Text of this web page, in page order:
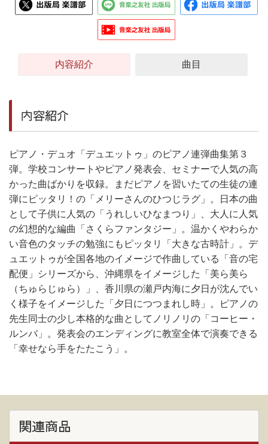
内容紹介 曲目
内容紹介
ピアノ・デュオ「デュエットゥ」のピアノ連弾曲集第３
弾。学校コンサートやピアノ発表会、セミナーで人気の高
かった曲ばかりを収録。まだピアノを習いたての生徒の連
弾にピッタリ！の「メリーさんのひつじラグ」。日本の曲
として子供に人気の「うれしいひなまつり」、大人に人気
の幻想的な編曲「さくらファンタジー」。温かくやわらか
い音色のタッチの勉強にもピッタリ「大きな古時計」。デ
ュエットゥが全国各地のイメージで作曲している「音の宅
配便」シリーズから、沖縄県をイメージした「美ら美ら
（ちゅらじゅら）」、香川県の瀬戸内海に夕日が沈んでい
く様子をイメージした「夕日につつまれし時」。ピアノの
先生同士の少し本格的な曲としてノリノリの「コーヒー・
ルンバ」。発表会のエンディングに教室全体で演奏できる
「幸せなら手をたたこう」。
関連商品